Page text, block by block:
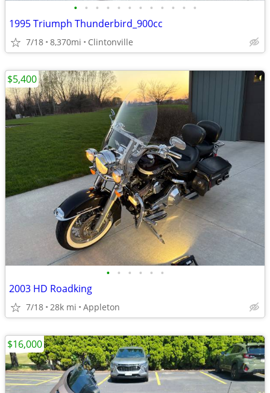
• • • • • • • • • • • •
1995 Triumph Thunderbird_900cc
7/18 8,370mi Clintonville
• • • • • •
2003 HD Roadking
7/18 28k mi Appleton
$5,400
$16,000